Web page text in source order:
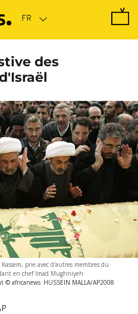
des
prie avec d'autres membres du
en chef Imad Mughniyeh
© africanews HUSSEIN MALLA/AP2008